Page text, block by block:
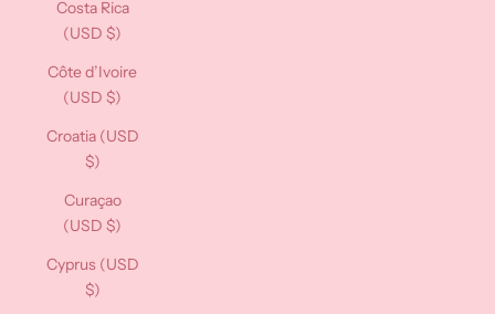
Costa Rica
(USD $)
Côte d’Ivoire
(USD $)
Croatia (USD
$)
Curaçao
(USD $)
Cyprus (USD
$)